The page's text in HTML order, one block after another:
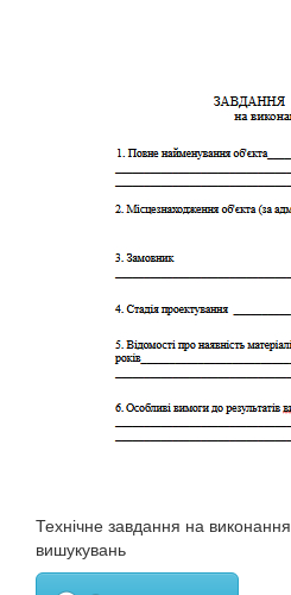
Технічне завдання на
вишукувань